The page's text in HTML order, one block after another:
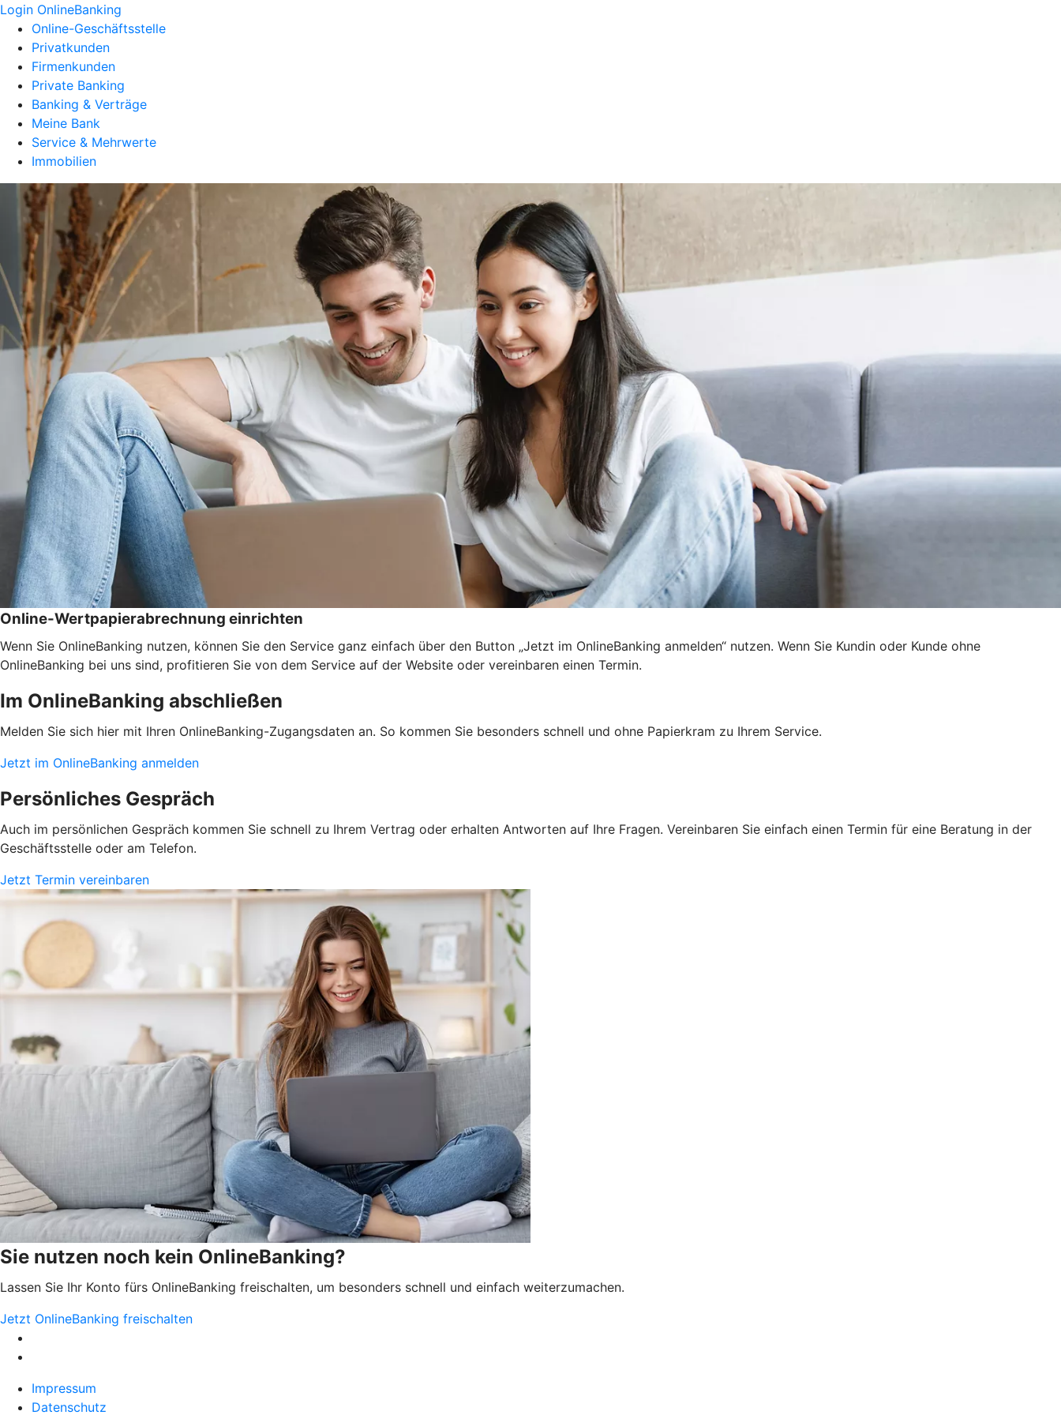
Login OnlineBanking
Online-Geschäftsstelle
Privatkunden
Firmenkunden
Private Banking
Banking & Verträge
Meine Bank
Service & Mehrwerte
Immobilien
Online-Wertpapierabrechnung einrichten
Wenn Sie OnlineBanking nutzen, können Sie den Service ganz einfach über den Button „Jetzt im OnlineBanking anmelden“ nutzen. Wenn Sie Kundin oder Kunde ohne
OnlineBanking bei uns sind, profitieren Sie von dem Service auf der Website oder vereinbaren einen Termin.
Im OnlineBanking abschließen
Melden Sie sich hier mit Ihren OnlineBanking-Zugangsdaten an. So kommen Sie besonders schnell und ohne Papierkram zu Ihrem Service.
Jetzt im OnlineBanking anmelden
Persönliches Gespräch
Auch im persönlichen Gespräch kommen Sie schnell zu Ihrem Vertrag oder erhalten Antworten auf Ihre Fragen. Vereinbaren Sie einfach einen Termin für eine Beratung in der
Geschäftsstelle oder am Telefon.
Jetzt Termin vereinbaren
Sie nutzen noch kein OnlineBanking?
Lassen Sie Ihr Konto fürs OnlineBanking freischalten, um besonders schnell und einfach weiterzumachen.
Jetzt OnlineBanking freischalten
Impressum
Datenschutz